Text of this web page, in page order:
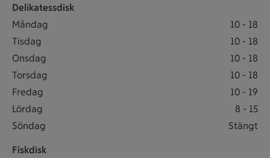
Delikatessdisk
Delikatessdisk öppet: Måndag 10 till 18
Måndag 10 - 18
Delikatessdisk öppet: Tisdag 10 till 18
Tisdag 10 - 18
Delikatessdisk öppet: Onsdag 10 till 18
Onsdag 10 - 18
Delikatessdisk öppet: Torsdag 10 till 18
Torsdag 10 - 18
Delikatessdisk öppet: Fredag 10 till 19
Fredag 10 - 19
Delikatessdisk öppet: Lördag 8 till 15
Lördag 8 - 15
Delikatessdisk stängt Söndag
Söndag Stängt
Fiskdisk